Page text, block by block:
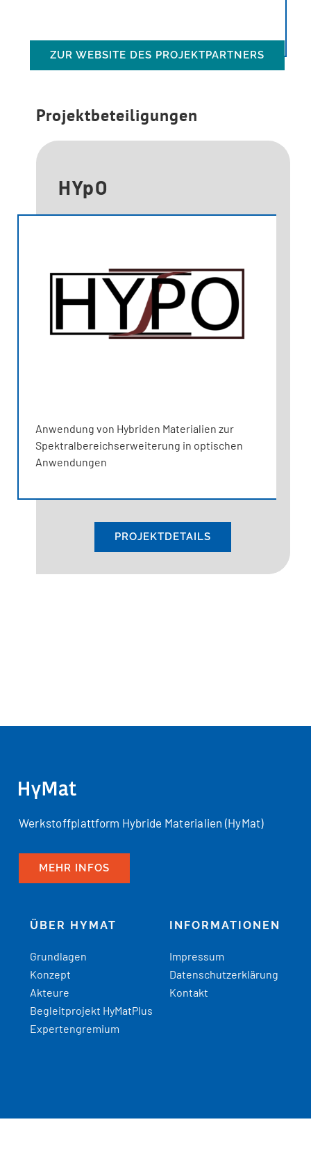
ZUR WEBSITE DES PROJEKTPARTNERS
Projektbeteiligungen
HYpO
Anwendung von Hybriden Materialien zur
Spektralbereichserweiterung in optischen
Anwendungen
PROJEKTDETAILS
Werkstoffplattform Hybride Materialien (HyMat)
MEHR INFOS
ÜBER HYMAT
Grundlagen
Konzept
Akteure
Begleitprojekt HyMatPlus
Expertengremium
INFORMATIONEN
Impressum
Datenschutzerklärung
Kontakt